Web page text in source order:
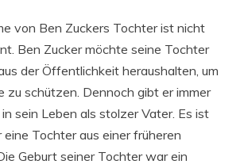
von Ben Zuckers Tochter ist nicht
Ben Zucker möchte seine Tochter
der Öffentlichkeit heraushalten, um
zu schützen. Dennoch gibt er immer
sein Leben als stolzer Vater. Es ist
Tochter aus einer früheren
Geburt seiner Tochter war ein